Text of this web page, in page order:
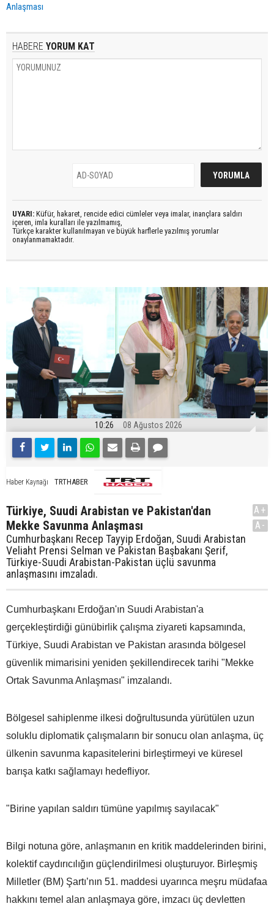
Anlaşması
HABERE YORUM KAT
UYARI: Küfür, hakaret, rencide edici cümleler veya imalar, inançlara saldırı
içeren, imla kuralları ile yazılmamış,
Türkçe karakter kullanılmayan ve büyük harflerle yazılmış yorumlar
onaylanmamaktadır.
10:26 08 Ağustos 2026
Haber Kaynağı TRTHABER
Türkiye, Suudi Arabistan ve Pakistan'dan
Mekke Savunma Anlaşması
Cumhurbaşkanı Recep Tayyip Erdoğan, Suudi Arabistan
Veliaht Prensi Selman ve Pakistan Başbakanı Şerif,
Türkiye-Suudi Arabistan-Pakistan üçlü savunma
anlaşmasını imzaladı.
A+
A-
Cumhurbaşkanı Erdoğan'ın Suudi Arabistan'a
gerçekleştirdiği günübirlik çalışma ziyareti kapsamında,
Türkiye, Suudi Arabistan ve Pakistan arasında bölgesel
güvenlik mimarisini yeniden şekillendirecek tarihi "Mekke
Ortak Savunma Anlaşması" imzalandı.
Bölgesel sahiplenme ilkesi doğrultusunda yürütülen uzun
soluklu diplomatik çalışmaların bir sonucu olan anlaşma, üç
ülkenin savunma kapasitelerini birleştirmeyi ve küresel
barışa katkı sağlamayı hedefliyor.
"Birine yapılan saldırı tümüne yapılmış sayılacak"
Bilgi notuna göre, anlaşmanın en kritik maddelerinden birini,
kolektif caydırıcılığın güçlendirilmesi oluşturuyor. Birleşmiş
Milletler (BM) Şartı’nın 51. maddesi uyarınca meşru müdafaa
hakkını temel alan anlaşmaya göre, imzacı üç devletten